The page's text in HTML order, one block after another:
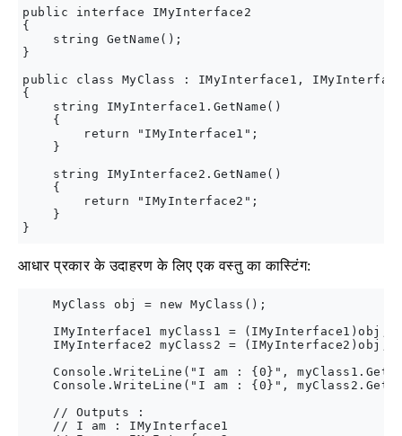
public interface IMyInterface2
{
    string GetName();
}
public class MyClass : IMyInterface1,
{
    string IMyInterface1.GetName()
    {
        return "IMyInterface1";
    }
    string IMyInterface2.GetName()
    {
        return "IMyInterface2";
    }
आधार प्रकार के उदाहरण के लिए एक वस्तु का कास्टिंग:
    MyClass obj = new MyClass();
    IMyInterface1 myClass1 = (IMyInterface1)obj;
    IMyInterface2 myClass2 = (IMyInterface2)obj;
Console.WriteLine("I am : {0}",
Console.WriteLine("I am : {0}",
    // Outputs :
    // I am : IMyInterface1